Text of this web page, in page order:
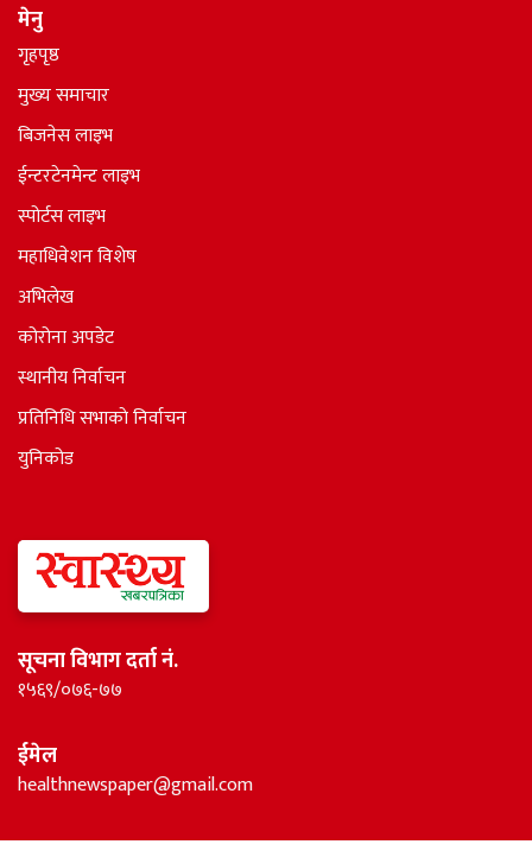
मेनु
गृहपृष्ठ
मुख्य समाचार
बिजनेस लाइभ
ईन्टरटेनमेन्ट लाइभ
स्पोर्टस लाइभ
महाधिवेशन विशेष
अभिलेख
कोरोना अपडेट
स्थानीय निर्वाचन
प्रतिनिधि सभाकाे निर्वाचन
युनिकोड
सूचना विभाग दर्ता नं.
१५६९/०७६-७७
ईमेल
healthnewspaper@gmail.com